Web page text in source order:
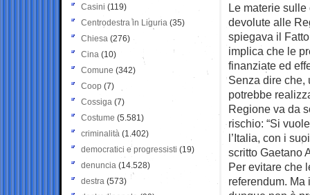
Le materie
devolute alle
spiegava il
implica che le
finanziate ed
Senza dire che,
potrebbe
Regione va da
rischio: “Si
l’Italia, con i
scritto Gaetano
Per evitare che
referendum. Ma
Casini (119)
Centrodestra in Liguria (35)
Chiesa (276)
Cina (10)
Comune (342)
Coop (7)
Cossiga (7)
Costume (5.581)
criminalità (1.402)
democratici e progressisti (19)
denuncia (14.528)
destra (573)